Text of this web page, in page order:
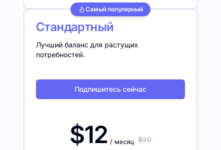
Самый популярный
Стандартный
Лучший баланс для растущих
потребностей.
Подпишитесь сейчас
$12 / месяц $20